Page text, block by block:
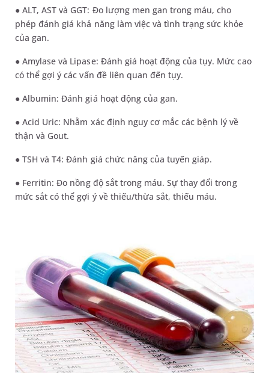
● ALT, AST và GGT: Đo lượng men gan trong máu, cho
phép đánh giá khả năng làm việc và tình trạng sức khỏe
của gan.
● Amylase và Lipase: Đánh giá hoạt động của tụy. Mức cao
có thể gợi ý các vấn đề liên quan đến tụy.
● Albumin: Đánh giá hoạt động của gan.
● Acid Uric: Nhằm xác định nguy cơ mắc các bệnh lý về
thận và Gout.
● TSH và T4: Đánh giá chức năng của tuyến giáp.
● Ferritin: Đo nồng độ sắt trong máu. Sự thay đổi trong
mức sắt có thể gợi ý về thiếu/thừa sắt, thiếu máu.